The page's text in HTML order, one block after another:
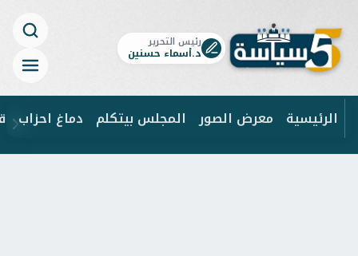
رئيس التحرير
د.أسماء حسنين
الرئيسية معرض الصور المجلس بيتكلم دماغ احزاب